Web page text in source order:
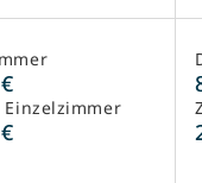
Einzelzimmer